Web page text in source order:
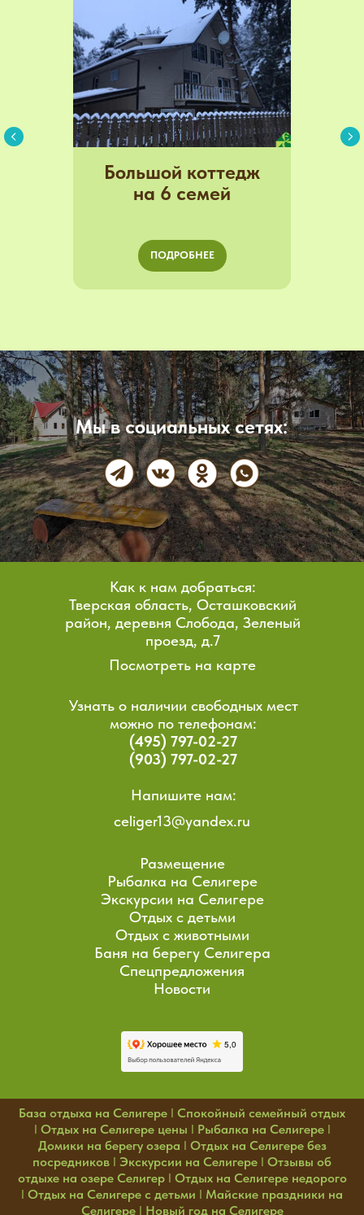
Большой коттедж
на 6 семей
ПОДРОБНЕЕ
Мы в социальных сетях:
Как к нам добраться:
Тверская область, Осташковский
район, деревня Слобода, Зеленый
проезд, д.7
Узнать о наличии свободных мест
можно по телефонам:
(495) 797-02-27
(903) 797-02-27
Напишите нам:
Размещение
Рыбалка на Селигере
Экскурсии на Селигере
Отдых с детьми
Отдых с животными
Баня на берегу Селигера
Спецпредложения
Новости
Посмотреть на карте
celiger13@yandex.ru
База отдыха на Селигере I Спокойный семейный отдых
I Отдых на Селигере цены I Рыбалка на Селигере I
Домики на берегу озера I Отдых на Селигере без
посредников I Экскурсии на Селигере I Отзывы об
отдыхе на озере СелигерI Отдых на Селигере недорого
I Отдых на Селигере с детьми I Майские праздники на
СелигереI Новый год на Селигере